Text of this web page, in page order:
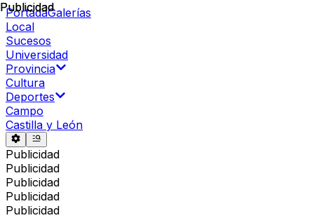
PortadaGalerías
Local
Sucesos
Universidad
Provincia
Cultura
Deportes
Campo
Castilla y León
Publicidad
Publicidad
Publicidad
Publicidad
Publicidad
Publicidad
Publicidad